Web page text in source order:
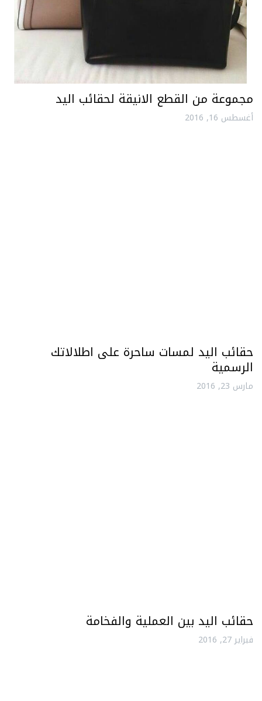
مجموعة من القطع الانيقة لحقائب اليد
أغسطس 16, 2016
حقائب اليد لمسات ساحرة على اطلالاتك
الرسمية
مارس 23, 2016
حقائب اليد بين العملية والفخامة
فبراير 27, 2016